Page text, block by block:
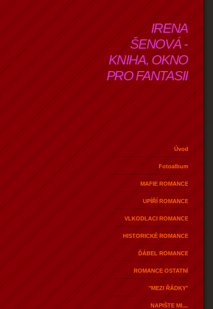
IRENA
ŠENOVÁ -
KNIHA, OKNO
PRO FANTASII
Úvod
Fotoalbum
MAFIE ROMANCE
UPÍŘÍ ROMANCE
VLKODLACI ROMANCE
HISTORICKÉ ROMANCE
ĎÁBEL ROMANCE
ROMANCE OSTATNÍ
"MEZI ŘÁDKY"
NAPIŠTE MI....